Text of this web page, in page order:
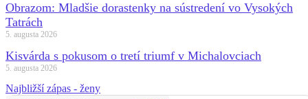
Obrazom: Mladšie dorastenky na sústredení vo Vysokých
Tatrách
5. augusta 2026
Kisvárda s pokusom o tretí triumf v Michalovciach
5. augusta 2026
Najbližší zápas - ženy